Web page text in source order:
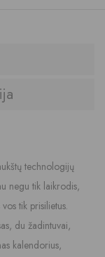
technologijų
negu tik laikrodis,
tik prisilietus.
du žadintuvai,
kalendorius,